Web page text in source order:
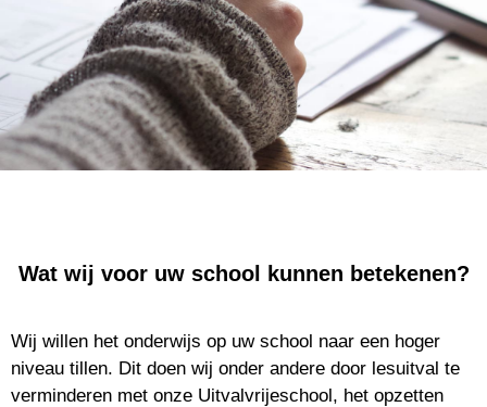
Wat wij voor uw school kunnen betekenen?
Wij willen het onderwijs op uw school naar een hoger
niveau tillen. Dit doen wij onder andere door lesuitval te
verminderen met onze Uitvalvrijeschool, het opzetten